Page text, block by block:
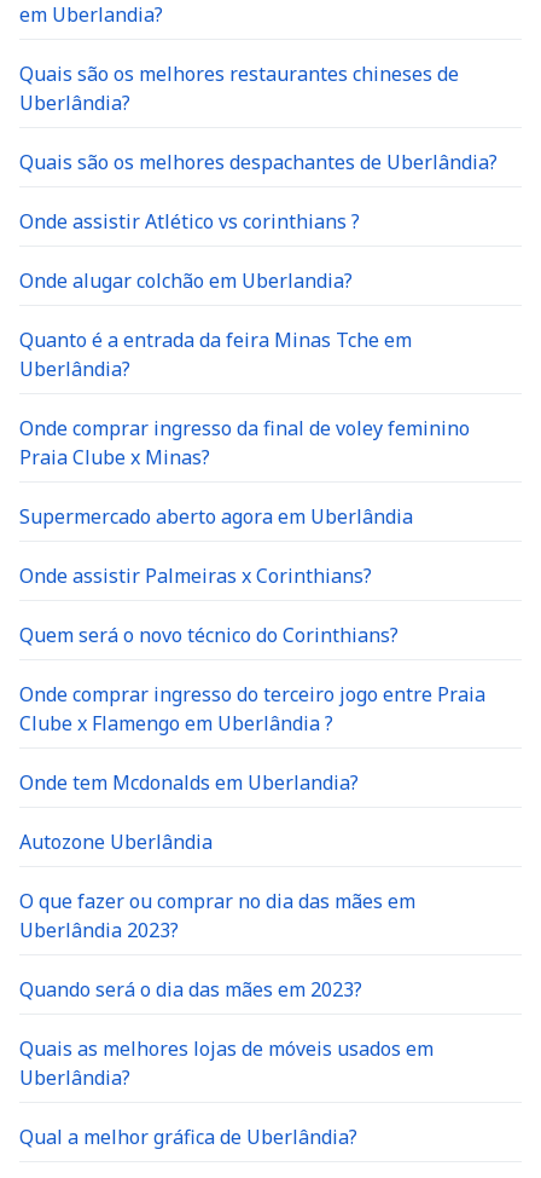
em Uberlandia?
Quais são os melhores restaurantes chineses de
Uberlândia?
Quais são os melhores despachantes de Uberlândia?
Onde assistir Atlético vs corinthians ?
Onde alugar colchão em Uberlandia?
Quanto é a entrada da feira Minas Tche em
Uberlândia?
Onde comprar ingresso da final de voley feminino
Praia Clube x Minas?
Supermercado aberto agora em Uberlândia
Onde assistir Palmeiras x Corinthians?
Quem será o novo técnico do Corinthians?
Onde comprar ingresso do terceiro jogo entre Praia
Clube x Flamengo em Uberlândia ?
Onde tem Mcdonalds em Uberlandia?
Autozone Uberlândia
O que fazer ou comprar no dia das mães em
Uberlândia 2023?
Quando será o dia das mães em 2023?
Quais as melhores lojas de móveis usados em
Uberlândia?
Qual a melhor gráfica de Uberlândia?